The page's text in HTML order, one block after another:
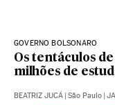
GOVERNO BOLSONARO
Os tentáculos
milhões de
BEATRIZ JUCÁ | São Paulo |